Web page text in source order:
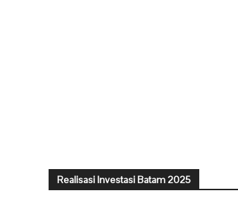
Realisasi Investasi Batam 2025